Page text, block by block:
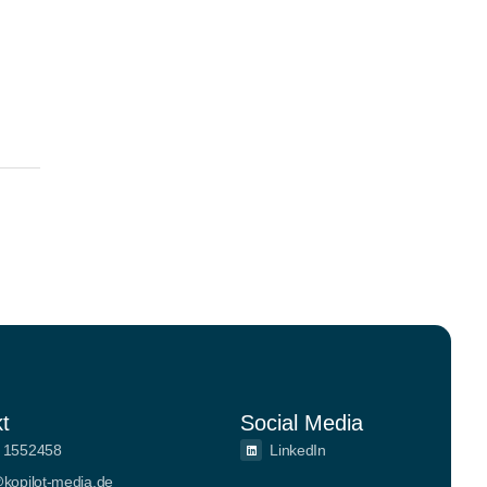
media.de
Social Media
LinkedIn